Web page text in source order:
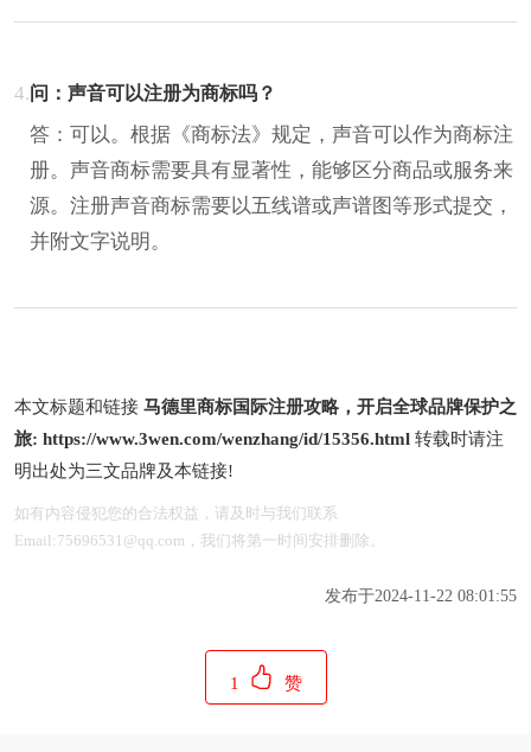
4.问：声音可以注册为商标吗？
答：可以。根据《商标法》规定，声音可以作为商标注
册。声音商标需要具有显著性，能够区分商品或服务来
源。注册声音商标需要以五线谱或声谱图等形式提交，
并附文字说明。
本文标题和链接 马德里商标国际注册攻略，开启全球品牌保护之
旅: https://www.3wen.com/wenzhang/id/15356.html 转载时请注
明出处为三文品牌及本链接!
如有内容侵犯您的合法权益，请及时与我们联系
Email:75696531@qq.com，我们将第一时间安排删除。
发布于2024-11-22 08:01:55
1 赞